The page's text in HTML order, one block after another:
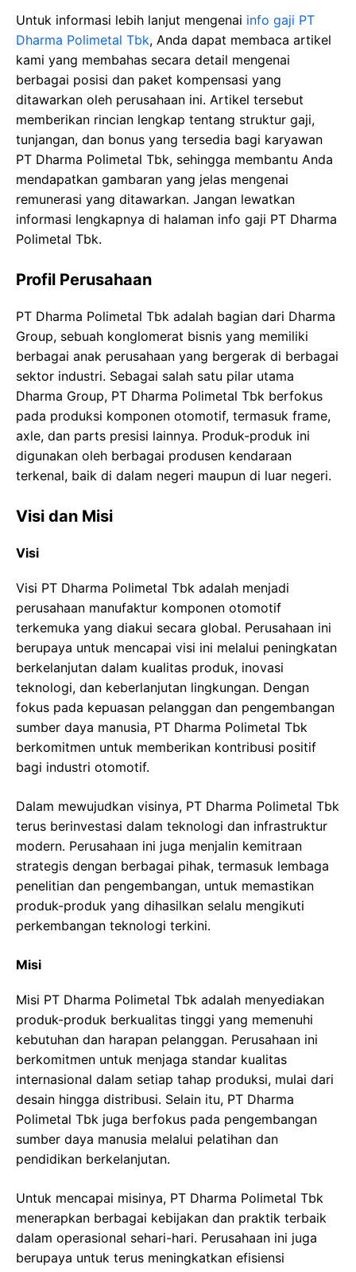
Untuk informasi lebih lanjut mengenai info gaji PT
Dharma Polimetal Tbk, Anda dapat membaca artikel
kami yang membahas secara detail mengenai
berbagai posisi dan paket kompensasi yang
ditawarkan oleh perusahaan ini. Artikel tersebut
memberikan rincian lengkap tentang struktur gaji,
tunjangan, dan bonus yang tersedia bagi karyawan
PT Dharma Polimetal Tbk, sehingga membantu Anda
mendapatkan gambaran yang jelas mengenai
remunerasi yang ditawarkan. Jangan lewatkan
informasi lengkapnya di halaman info gaji PT Dharma
Polimetal Tbk.
Profil Perusahaan
PT Dharma Polimetal Tbk adalah bagian dari Dharma
Group, sebuah konglomerat bisnis yang memiliki
berbagai anak perusahaan yang bergerak di berbagai
sektor industri. Sebagai salah satu pilar utama
Dharma Group, PT Dharma Polimetal Tbk berfokus
pada produksi komponen otomotif, termasuk frame,
axle, dan parts presisi lainnya. Produk-produk ini
digunakan oleh berbagai produsen kendaraan
terkenal, baik di dalam negeri maupun di luar negeri.
Visi dan Misi
Visi
Visi PT Dharma Polimetal Tbk adalah menjadi
perusahaan manufaktur komponen otomotif
terkemuka yang diakui secara global. Perusahaan ini
berupaya untuk mencapai visi ini melalui peningkatan
berkelanjutan dalam kualitas produk, inovasi
teknologi, dan keberlanjutan lingkungan. Dengan
fokus pada kepuasan pelanggan dan pengembangan
sumber daya manusia, PT Dharma Polimetal Tbk
berkomitmen untuk memberikan kontribusi positif
bagi industri otomotif.
Dalam mewujudkan visinya, PT Dharma Polimetal Tbk
terus berinvestasi dalam teknologi dan infrastruktur
modern. Perusahaan ini juga menjalin kemitraan
strategis dengan berbagai pihak, termasuk lembaga
penelitian dan pengembangan, untuk memastikan
produk-produk yang dihasilkan selalu mengikuti
perkembangan teknologi terkini.
Misi
Misi PT Dharma Polimetal Tbk adalah menyediakan
produk-produk berkualitas tinggi yang memenuhi
kebutuhan dan harapan pelanggan. Perusahaan ini
berkomitmen untuk menjaga standar kualitas
internasional dalam setiap tahap produksi, mulai dari
desain hingga distribusi. Selain itu, PT Dharma
Polimetal Tbk juga berfokus pada pengembangan
sumber daya manusia melalui pelatihan dan
pendidikan berkelanjutan.
Untuk mencapai misinya, PT Dharma Polimetal Tbk
menerapkan berbagai kebijakan dan praktik terbaik
dalam operasional sehari-hari. Perusahaan ini juga
berupaya untuk terus meningkatkan efisiensi